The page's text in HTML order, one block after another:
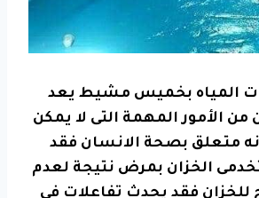
المياه بخميس مشيط يعد
الأمور المهمة التى لا يمكن
متعلق بصحة الانسان فقد
الخزان بمرض نتيجة لعدم
فقد يحدث تفاعلات فى